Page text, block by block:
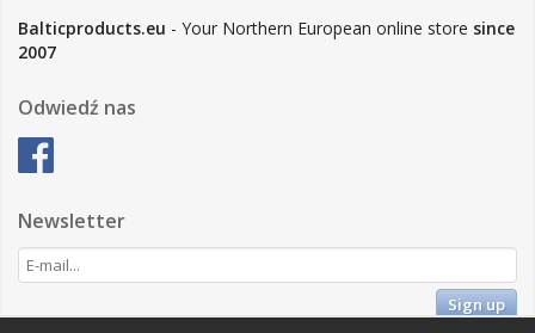
Balticproducts.eu - Your Northern European online store since
2007
Odwiedź nas
Newsletter
Sign up